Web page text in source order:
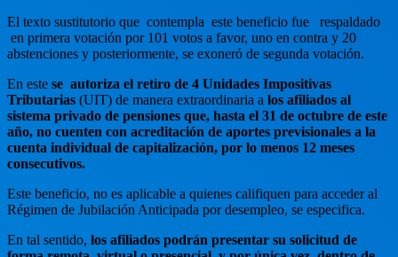
El texto sustitutorio que contempla este beneficio fue respaldado
en primera votación por 101 votos a favor, uno en contra y 20
abstenciones y posteriormente, se exoneró de segunda votación.
En este se autoriza el retiro de 4 Unidades Impositivas
Tributarias (UIT) de manera extraordinaria a los afiliados al
sistema privado de pensiones que, hasta el 31 de octubre de este
año, no cuenten con acreditación de aportes previsionales a la
cuenta individual de capitalización, por lo menos 12 meses
consecutivos.
Este beneficio, no es aplicable a quienes califiquen para acceder al
Régimen de Jubilación Anticipada por desempleo, se especifica.
En tal sentido, los afiliados podrán presentar su solicitud de